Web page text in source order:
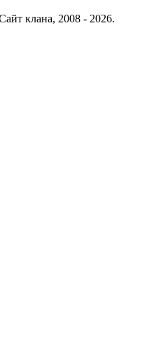
клана, 2008 - 2026.